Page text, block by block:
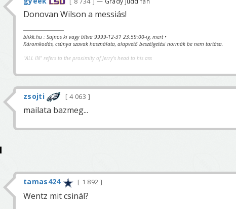
Donovan Wilson a messiás!
blikk.hu : Sajnos ki vagy tiltva 9999-12-31 23:59:00-ig, mert •
Káromkodás, csúnya szavak használata, alapvető beszélgetési normák be nem tartása.
"ALL IN" refers to the proximity of Jerry's head to his ass
zsojti 4 063
mailata bazmeg...
tamas424 1 892
Wentz mit csinál?